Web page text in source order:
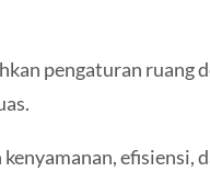
pengaturan ruang
efisiensi,